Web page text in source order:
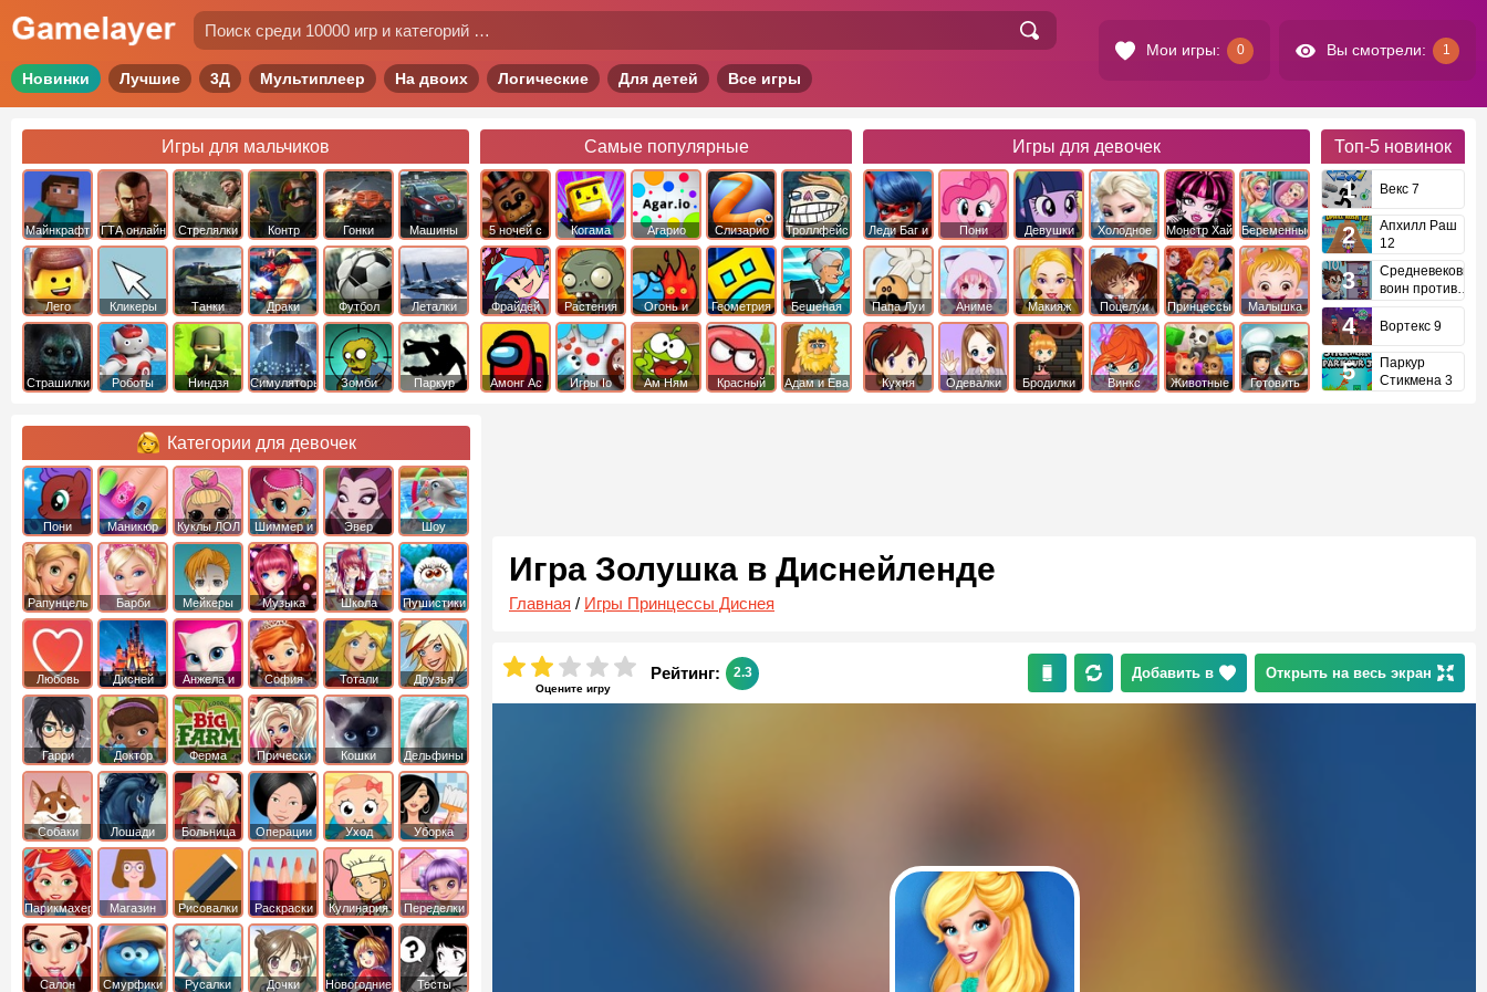
Мои игры: 0 Вы смотрели: 1
Новинки Лучшие 3Д Мультиплеер На двоих Логические Для детей Все игры
Игры для мальчиков
Майнкрафт ГТА онлайн Стрелялки
Контр
Страйк
Гонки Машины
Лего Кликеры Танки Драки Футбол Леталки
Страшилки Роботы Ниндзя Симуляторы Зомби Паркур
Самые популярные
5 ночей с
фредди
Когама Агарио Слизарио
Троллфейс
квест
Фрайдей
Найт
Фанкин
Растения
против
Зомби
Огонь и
Вода
Геометрия
Даш
Бешеная
бабка
сбежала из
психушки
Амонг Ас Игры Io Ам Ням
Красный
Адам и Ева
Игры для девочек
Леди Баг и
Супер Кот
Пони
Дружба это
Девушки
Эквестрии
Холодное
Сердце
Монстр Хай Беременные
Папа Луи Аниме Макияж Поцелуи
Принцессы
Диснея
Малышка
Хейзел
Кухня
Одевалки Бродилки Винкс Животные
Готовить
Топ-5 новинок
Векс 7
Апхилл Раш
12
Средневековый
воин против
Вортекс 9
Паркур
Стикмена 3
Игра Золушка в Диснейленде
Главная / Игры Принцессы Диснея
Оцените игру
Рейтинг: 2.3 Добавить в Открыть на весь экран
Категории для девочек
Пони
креатор
Маникюр Куклы ЛОЛ
Шиммер и
Шайн
Эвер
Афтер Хай
Шоу
дельфинов
Рапунцель Барби Мейкеры Музыка Школа Пушистики
Любовь Дисней
Анжела и
том
София
Прекрасная
Тотали
Спайс
Друзья
ангелов
Гарри
Поттер
Доктор
Плюшева
Ферма Прически Кошки Дельфины
Собаки Лошади Больница Операции Уход Уборка
Парикмахер Магазин Рисовалки Раскраски Кулинария Переделки
Салон Смурфики Русалки Дочки Новогодние Тесты